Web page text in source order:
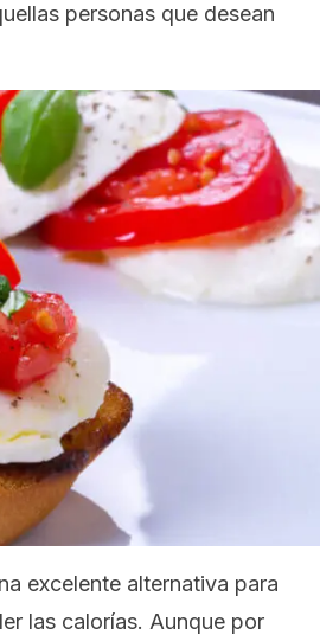
personas que desean
excelente alternativa para
las calorías. Aunque por